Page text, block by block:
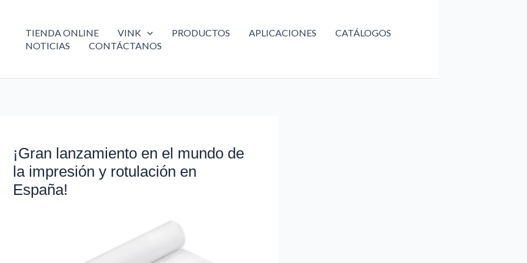
TIENDA ONLINE VINK PRODUCTOS APLICACIONES
CATÁLOGOS
NOTICIAS
CONTÁCTANOS
¡Gran lanzamiento en el mundo de
la impresión y rotulación en
España!
¡Gran
lanzamiento
en
el